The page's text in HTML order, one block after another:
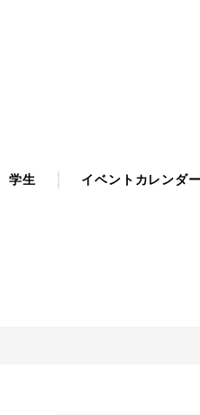
学生 イベントカレンダー